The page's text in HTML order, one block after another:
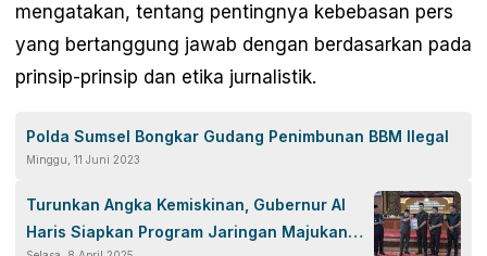
mengatakan, tentang pentingnya kebebasan pers
yang bertanggung jawab dengan berdasarkan pada
prinsip-prinsip dan etika jurnalistik.
Polda Sumsel Bongkar Gudang Penimbunan BBM Ilegal
Minggu, 11 Juni 2023
Turunkan Angka Kemiskinan, Gubernur Al
Haris Siapkan Program Jaringan Majukan